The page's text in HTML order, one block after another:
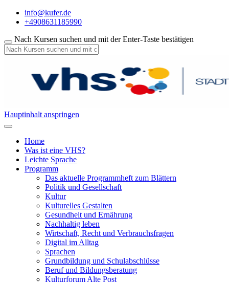
info@kufer.de
+4908631185990
Nach Kursen suchen und mit der Enter-Taste bestätigen
Hauptinhalt anspringen
Home
Was ist eine VHS?
Leichte Sprache
Programm
Das aktuelle Programmheft zum Blättern
Politik und Gesellschaft
Kultur
Kulturelles Gestalten
Gesundheit und Ernährung
Nachhaltig leben
Wirtschaft, Recht und Verbrauchsfragen
Digital im Alltag
Sprachen
Grundbildung und Schulabschlüsse
Beruf und Bildungsberatung
Kulturforum Alte Post